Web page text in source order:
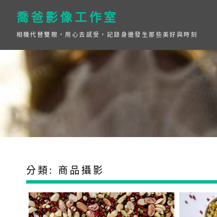
content
喬爸影像工作室
相機代替雙眼，用心去感受，記錄身邊發生那些美好與時刻
分類: 商品攝影